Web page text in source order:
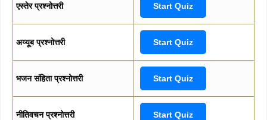
एस्तेर प्रश्नोत्तरी Start Quiz
अय्यूब प्रश्नोत्तरी Start Quiz
भजन संहिता प्रश्नोत्तरी Start Quiz
नीतिवचन प्रश्नोत्तरी Start Quiz